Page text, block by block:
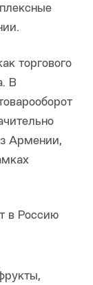
торгового
В
Армении,
в Россию